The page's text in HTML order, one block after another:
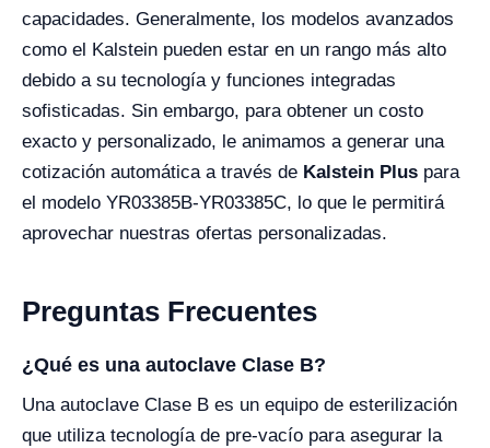
capacidades. Generalmente, los modelos avanzados
como el Kalstein pueden estar en un rango más alto
debido a su tecnología y funciones integradas
sofisticadas. Sin embargo, para obtener un costo
exacto y personalizado, le animamos a generar una
cotización automática a través de Kalstein Plus para
el modelo YR03385B-YR03385C, lo que le permitirá
aprovechar nuestras ofertas personalizadas.
Preguntas Frecuentes
¿Qué es una autoclave Clase B?
Una autoclave Clase B es un equipo de esterilización
que utiliza tecnología de pre-vacío para asegurar la